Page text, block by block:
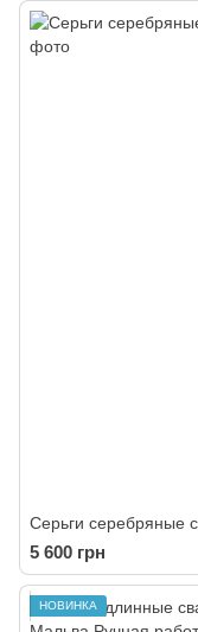
Серьги серебряные
5 600 грн
НОВИНКА